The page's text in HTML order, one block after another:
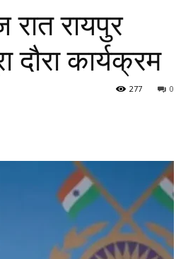
रायपुर
कार्यक्रम
0
277